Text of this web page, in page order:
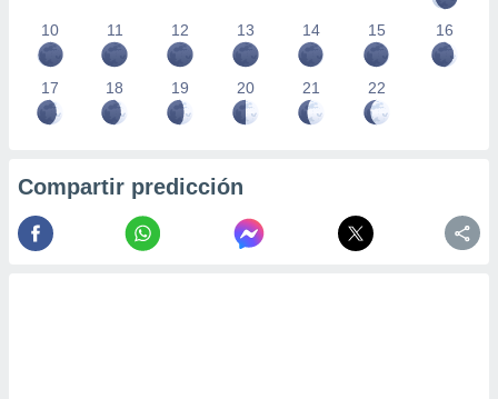
10 11 12 13 14 15 16
17 18 19 20 21 22
Compartir predicción